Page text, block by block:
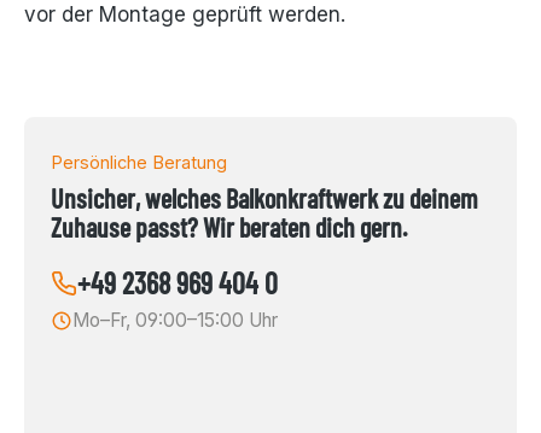
vor der Montage geprüft werden.
Persönliche Beratung
Unsicher, welches Balkonkraftwerk zu deinem
Zuhause passt? Wir beraten dich gern.
+49 2368 969 404 0
Mo–Fr, 09:00–15:00 Uhr